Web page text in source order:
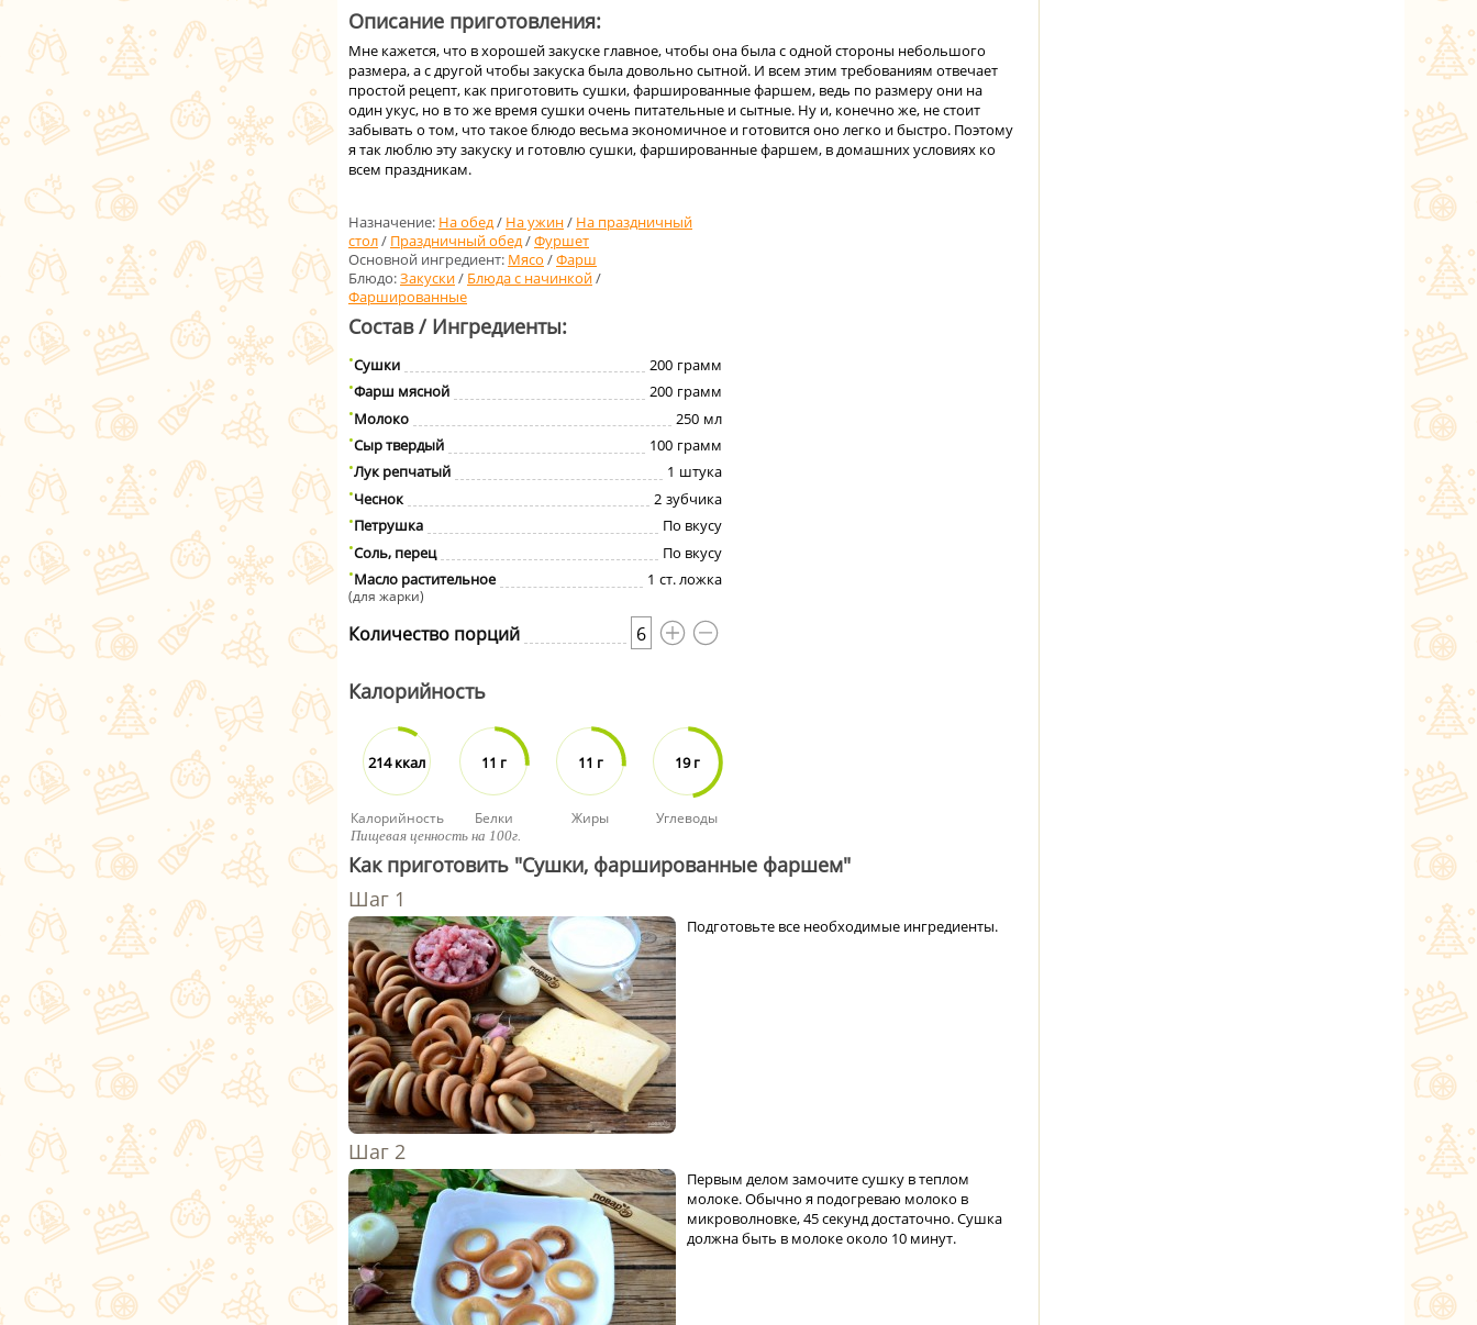
Описание приготовления:
Мне кажется, что в хорошей закуске главное, чтобы она была с одной стороны небольшого
размера, а с другой чтобы закуска была довольно сытной. И всем этим требованиям отвечает
простой рецепт, как приготовить сушки, фаршированные фаршем, ведь по размеру они на
один укус, но в то же время сушки очень питательные и сытные. Ну и, конечно же, не стоит
забывать о том, что такое блюдо весьма экономичное и готовится оно легко и быстро. Поэтому
я так люблю эту закуску и готовлю сушки, фаршированные фаршем, в домашних условиях ко
всем праздникам.
Назначение: На обед/ На ужин/ На праздничный
стол/ Праздничный обед/Фуршет
Основной ингредиент: Мясо /Фарш
Блюдо:Закуски/ Блюда с начинкой/
Фаршированные
Состав / Ингредиенты:
Сушки 200 грамм
Фарш мясной
200 грамм
Молоко
250 мл
Сыр твердый
100 грамм
Лук репчатый
1 штука
Чеснок
2 зубчика
Петрушка
По вкусу
Соль, перец
По вкусу
Масло растительное
1 ст. ложка
(для жарки)
Количество порций 6
Калорийность
214 ккал
Калорийность
11 г
Белки
11 г
Жиры
19 г
Углеводы
Пищевая ценность на 100г.
Как приготовить "Сушки, фаршированные фаршем"
Подготовьте все необходимые ингредиенты.
Первым делом замочите сушку в теплом
молоке. Обычно я подогреваю молоко в
микроволновке, 45 секунд достаточно. Сушка
должна быть в молоке около 10 минут.